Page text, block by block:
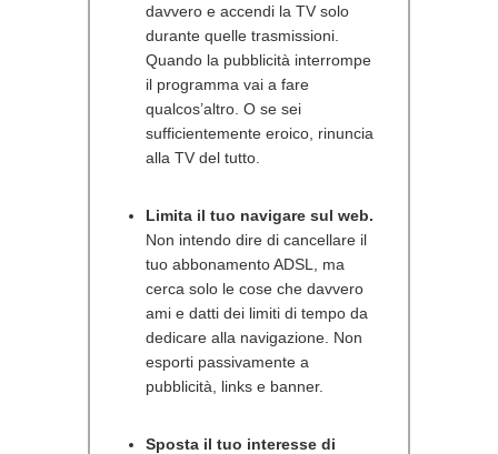
davvero e accendi la TV solo
durante quelle trasmissioni.
Quando la pubblicità interrompe
il programma vai a fare
qualcos’altro. O se sei
sufficientemente eroico, rinuncia
alla TV del tutto.
Limita il tuo navigare sul web.
Non intendo dire di cancellare il
tuo abbonamento ADSL, ma
cerca solo le cose che davvero
ami e datti dei limiti di tempo da
dedicare alla navigazione. Non
esporti passivamente a
pubblicità, links e banner.
Sposta il tuo interesse di